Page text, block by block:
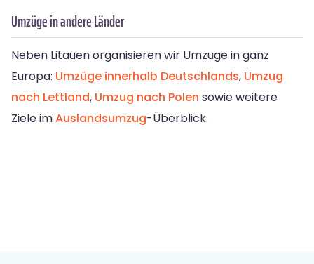
Umzüge in andere Länder
Neben Litauen organisieren wir Umzüge in ganz
Europa: Umzüge innerhalb Deutschlands, Umzug
nach Lettland, Umzug nach Polen sowie weitere
Ziele imAuslandsumzug-Überblick.